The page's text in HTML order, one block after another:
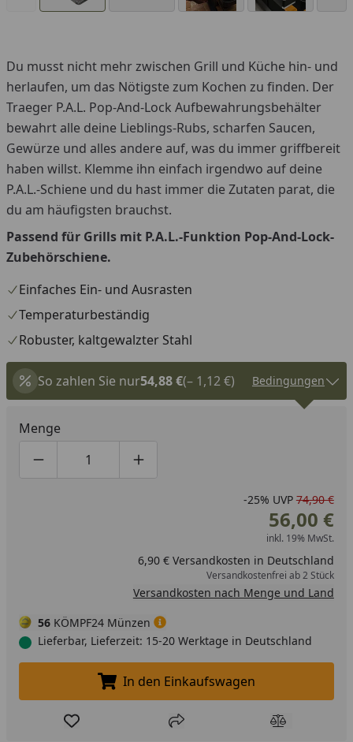
Du musst nicht mehr zwischen Grill und Küche hin- und
herlaufen, um das Nötigste zum Kochen zu finden. Der
Traeger P.A.L. Pop-And-Lock Aufbewahrungsbehälter
bewahrt alle deine Lieblings-Rubs, scharfen Saucen,
Gewürze und alles andere auf, was du immer griffbereit
haben willst. Klemme ihn einfach irgendwo auf deine
P.A.L.-Schiene und du hast immer die Zutaten parat, die
du am häufigsten brauchst.
Passend für Grills mit P.A.L.-Funktion Pop-And-Lock-
Zubehörschiene.
Einfaches Ein- und Ausrasten
Temperaturbeständig
Robuster, kaltgewalzter Stahl
So zahlen Sie nur54,88 €(– 1,12 €) Bedingungen
Menge
Produktmenge um eins verringern
Produktmenge manuell eingeben
Produktmenge um eins erhöhen
-25% UVP 74,90 €
56,00 €
inkl. 19% MwSt.
6,90 € Versandkosten in Deutschland
Versandkostenfrei ab 2 Stück
Versandkosten nach Menge und Land
56 KÖMPF24 Münzen
Lieferbar, Lieferzeit: 15-20 Werktage in Deutschland
In den Einkaufswagen legen
In den Einkaufswagen
Produkt zur Wunschliste hinzufügen
Teilen Produkt